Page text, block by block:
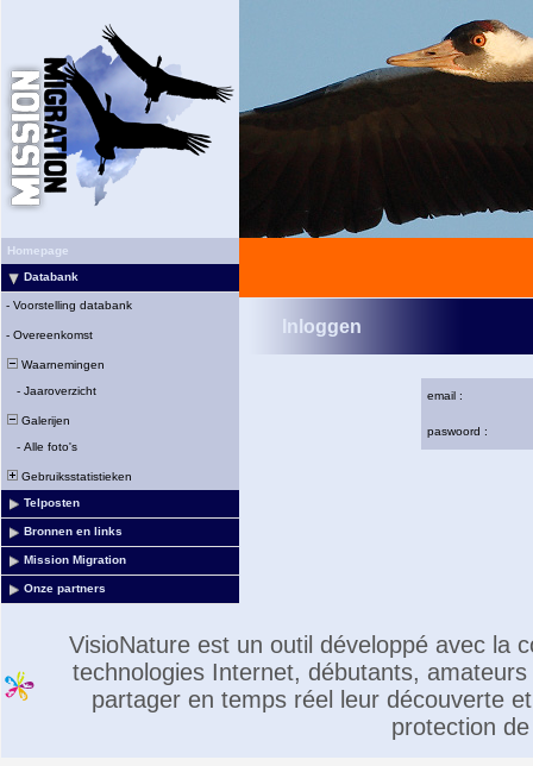
Homepage
Databank
- Voorstelling databank
- Overeenkomst
Waarnemingen
- Jaaroverzicht
Galerijen
- Alle foto's
Gebruiksstatistieken
Telposten
Bronnen en links
Mission Migration
Onze partners
Inloggen
email :
paswoord :
VisioNature est un outil développé avec la
technologies Internet, débutants,
partager en temps réel leur découverte
protection